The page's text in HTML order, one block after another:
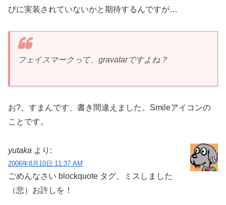
びに実装されていないかと期待するんですが…
フェイスマークって、gravatarですよね？
お?、すまんです、書き間違えました。Smileアイコンの
ことです。
yutaka より:
2006年8月10日 11:37 AM
ごめんなさい blockquote タグ、ミスしました
（悲）お許しを！